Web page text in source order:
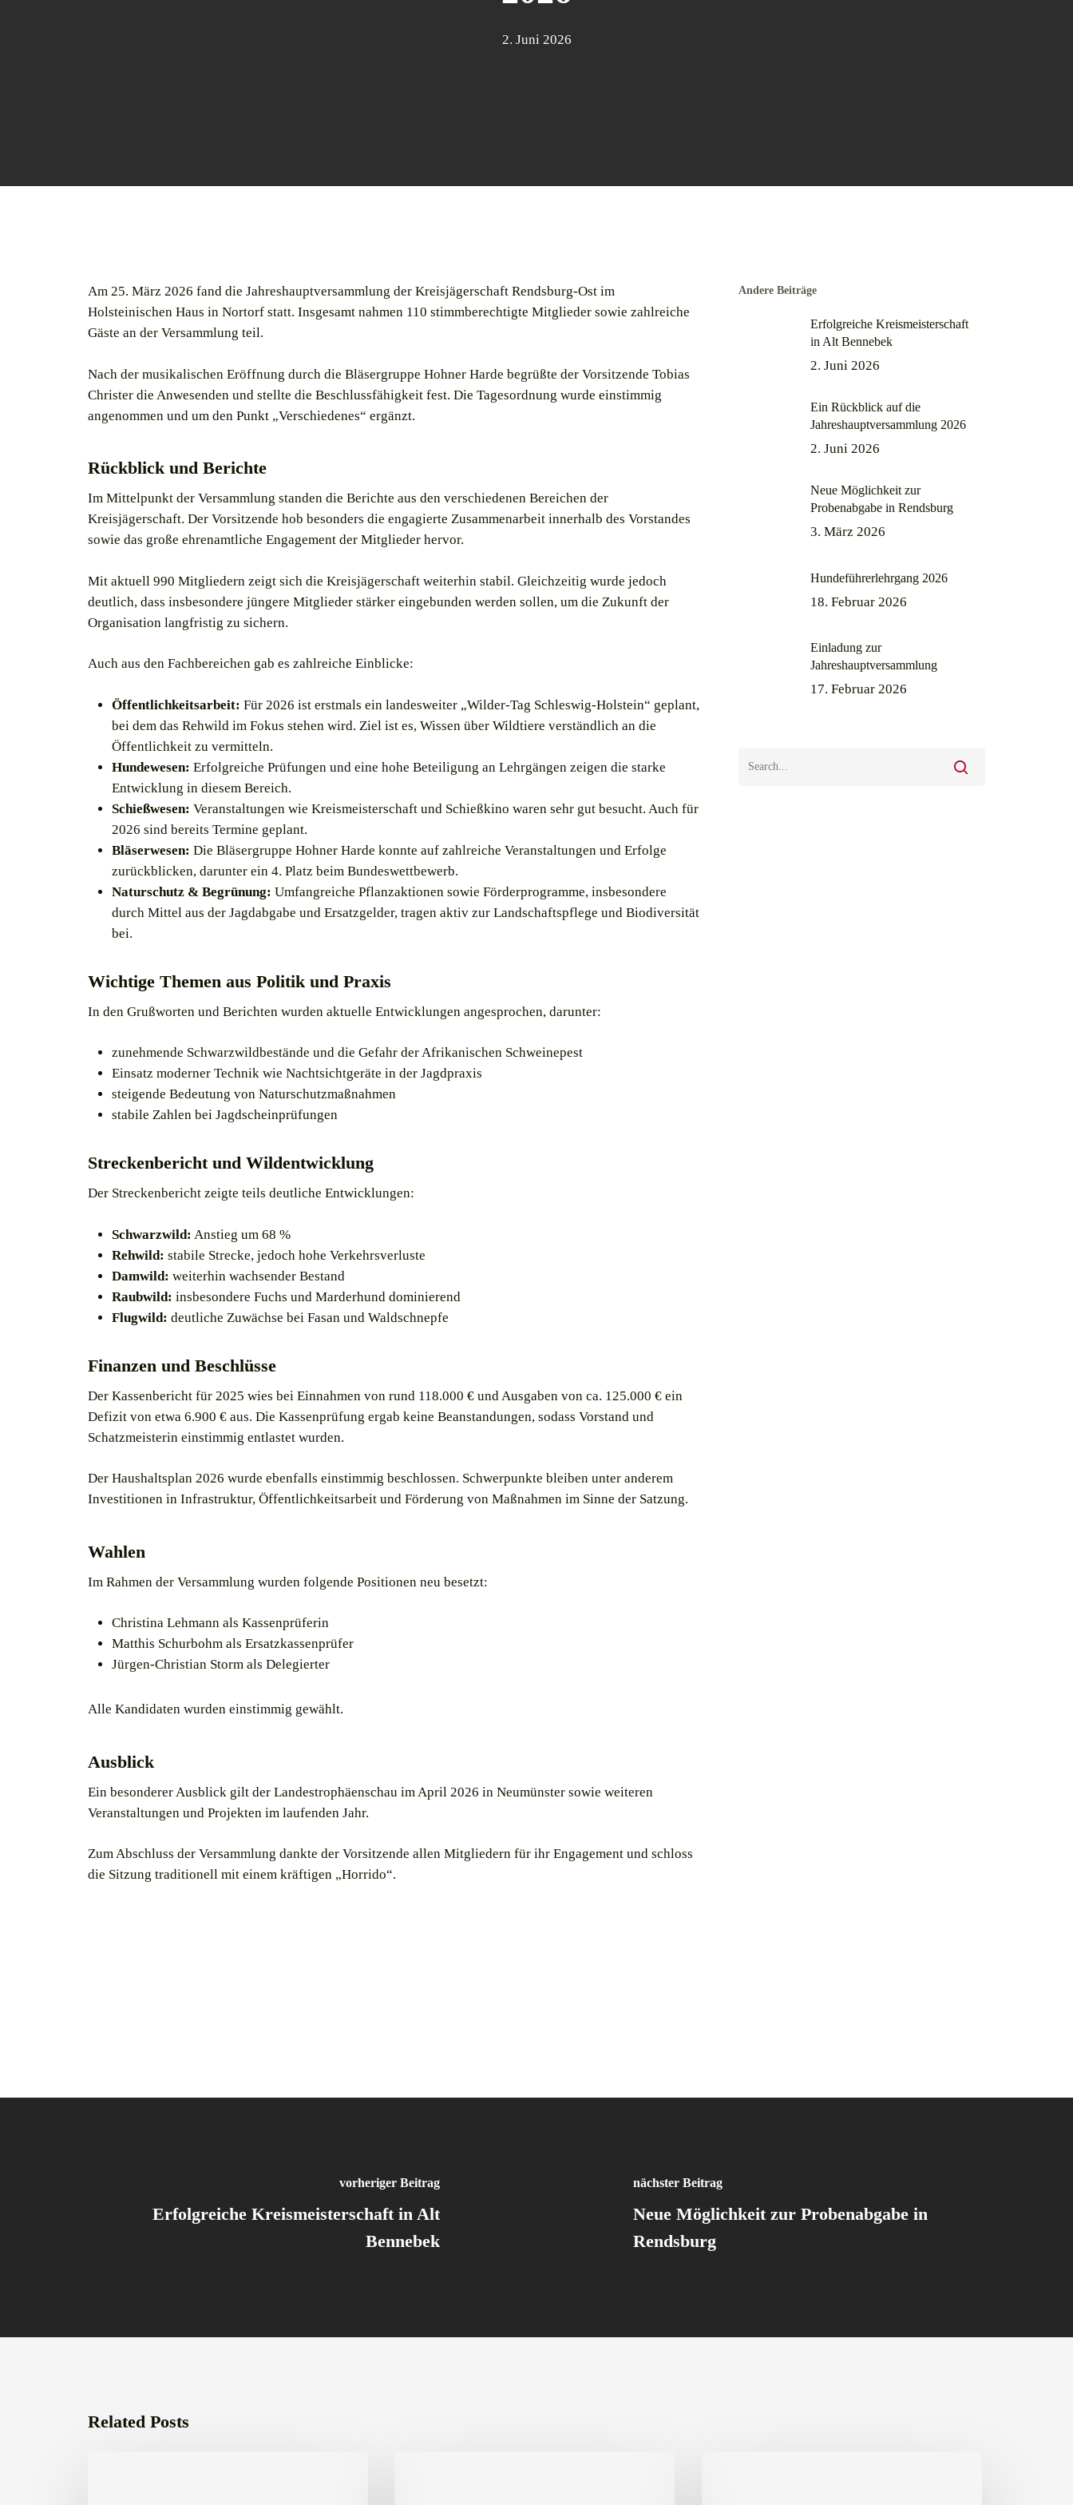
2. Juni 2026
Am 25. März 2026 fand die Jahreshauptversammlung der Kreisjägerschaft Rendsburg-Ost im
Holsteinischen Haus in Nortorf statt. Insgesamt nahmen 110 stimmberechtigte Mitglieder sowie zahlreiche
Gäste an der Versammlung teil.
Nach der musikalischen Eröffnung durch die Bläsergruppe Hohner Harde begrüßte der Vorsitzende Tobias
Christer die Anwesenden und stellte die Beschlussfähigkeit fest. Die Tagesordnung wurde einstimmig
angenommen und um den Punkt „Verschiedenes“ ergänzt.
Rückblick und Berichte
Im Mittelpunkt der Versammlung standen die Berichte aus den verschiedenen Bereichen der
Kreisjägerschaft. Der Vorsitzende hob besonders die engagierte Zusammenarbeit innerhalb des Vorstandes
sowie das große ehrenamtliche Engagement der Mitglieder hervor.
Mit aktuell 990 Mitgliedern zeigt sich die Kreisjägerschaft weiterhin stabil. Gleichzeitig wurde jedoch
deutlich, dass insbesondere jüngere Mitglieder stärker eingebunden werden sollen, um die Zukunft der
Organisation langfristig zu sichern.
Auch aus den Fachbereichen gab es zahlreiche Einblicke:
Öffentlichkeitsarbeit: Für 2026 ist erstmals ein landesweiter „Wilder-Tag Schleswig-Holstein“ geplant,
bei dem das Rehwild im Fokus stehen wird. Ziel ist es, Wissen über Wildtiere verständlich an die
Öffentlichkeit zu vermitteln.
Hundewesen: Erfolgreiche Prüfungen und eine hohe Beteiligung an Lehrgängen zeigen die starke
Entwicklung in diesem Bereich.
Schießwesen: Veranstaltungen wie Kreismeisterschaft und Schießkino waren sehr gut besucht. Auch für
2026 sind bereits Termine geplant.
Bläserwesen: Die Bläsergruppe Hohner Harde konnte auf zahlreiche Veranstaltungen und Erfolge
zurückblicken, darunter ein 4. Platz beim Bundeswettbewerb.
Naturschutz & Begrünung: Umfangreiche Pflanzaktionen sowie Förderprogramme, insbesondere
durch Mittel aus der Jagdabgabe und Ersatzgelder, tragen aktiv zur Landschaftspflege und Biodiversität
bei.
Wichtige Themen aus Politik und Praxis
In den Grußworten und Berichten wurden aktuelle Entwicklungen angesprochen, darunter:
zunehmende Schwarzwildbestände und die Gefahr der Afrikanischen Schweinepest
Einsatz moderner Technik wie Nachtsichtgeräte in der Jagdpraxis
steigende Bedeutung von Naturschutzmaßnahmen
stabile Zahlen bei Jagdscheinprüfungen
Streckenbericht und Wildentwicklung
Der Streckenbericht zeigte teils deutliche Entwicklungen:
Schwarzwild: Anstieg um 68 %
Rehwild: stabile Strecke, jedoch hohe Verkehrsverluste
Damwild: weiterhin wachsender Bestand
Raubwild: insbesondere Fuchs und Marderhund dominierend
Flugwild: deutliche Zuwächse bei Fasan und Waldschnepfe
Finanzen und Beschlüsse
Der Kassenbericht für 2025 wies bei Einnahmen von rund 118.000 € und Ausgaben von ca. 125.000 € ein
Defizit von etwa 6.900 € aus. Die Kassenprüfung ergab keine Beanstandungen, sodass Vorstand und
Schatzmeisterin einstimmig entlastet wurden.
Der Haushaltsplan 2026 wurde ebenfalls einstimmig beschlossen. Schwerpunkte bleiben unter anderem
Investitionen in Infrastruktur, Öffentlichkeitsarbeit und Förderung von Maßnahmen im Sinne der Satzung.
Wahlen
Im Rahmen der Versammlung wurden folgende Positionen neu besetzt:
Christina Lehmann als Kassenprüferin
Matthis Schurbohm als Ersatzkassenprüfer
Jürgen-Christian Storm als Delegierter
Alle Kandidaten wurden einstimmig gewählt.
Ausblick
Ein besonderer Ausblick gilt der Landestrophäenschau im April 2026 in Neumünster sowie weiteren
Veranstaltungen und Projekten im laufenden Jahr.
Zum Abschluss der Versammlung dankte der Vorsitzende allen Mitgliedern für ihr Engagement und schloss
die Sitzung traditionell mit einem kräftigen „Horrido“.
Andere Beiträge
Erfolgreiche Kreismeisterschaft
in Alt Bennebek
2. Juni 2026
Ein Rückblick auf die
Jahreshauptversammlung 2026
2. Juni 2026
Neue Möglichkeit zur
Probenabgabe in Rendsburg
3. März 2026
Hundeführerlehrgang 2026
18. Februar 2026
Einladung zur
Jahreshauptversammlung
17. Februar 2026
vorheriger Beitrag
Erfolgreiche Kreismeisterschaft in Alt
Bennebek
nächster Beitrag
Neue Möglichkeit zur Probenabgabe in
Rendsburg
Related Posts